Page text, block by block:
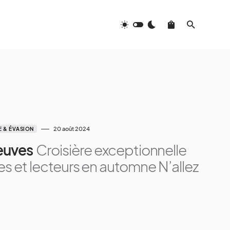
& ÉVASION 20 août 2024
Croisière exceptionnelle
et lecteurs en automne N’allez